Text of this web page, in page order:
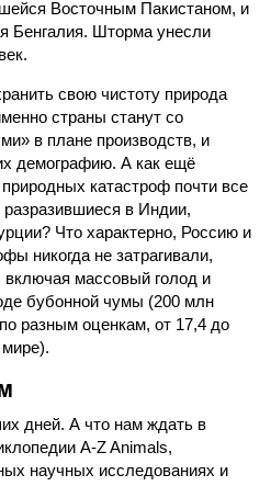
Восточным Пакистаном, и
Бенгалия. Шторма унесли
свою чистоту природа
страны станут со
в плане производств, и
демографию. А как ещё
катастроф почти все
в Индии,
Что характерно, Россию и
никогда не затрагивали,
массовый голод и
бубонной чумы (200 млн
разным оценкам, от 17,4 до
дней. А что нам ждать в
A-Z Animals,
научных исследованиях и